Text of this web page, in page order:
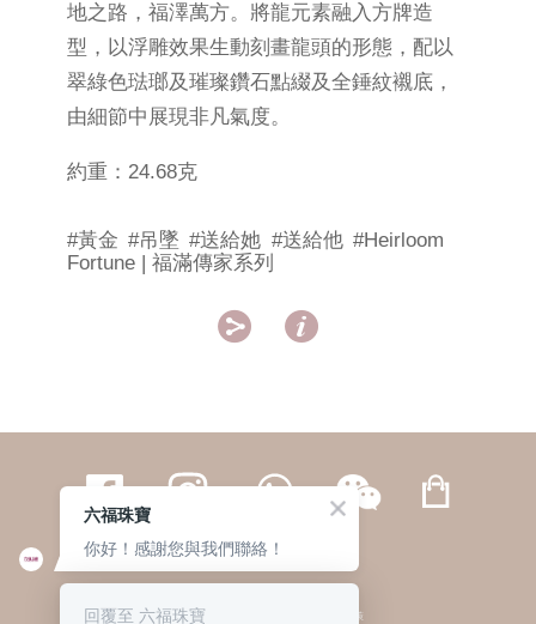
地之路，福澤萬方。將龍元素融入方牌造
型，以浮雕效果生動刻畫龍頭的形態，配以
翠綠色琺瑯及璀璨鑽石點綴及全錘紋襯底，
由細節中展現非凡氣度。
約重：24.68克
#黃金 #吊墜 #送給她 #送給他 #Heirloom
Fortune | 福滿傳家系列
 
繁體 | 簡体
© 六福集團 版權所有 不得轉載 私隱政策
六福珠寶
你好！感謝您與我們聯絡！
回覆至 六福珠寶